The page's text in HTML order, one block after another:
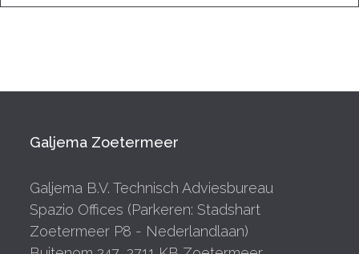
Galjema Zoetermeer
Galjema B.V. Technisch Adviesbureau
Spazio Offices (Parkeren: Stadshart
Zoetermeer P8 - Nederlandlaan)